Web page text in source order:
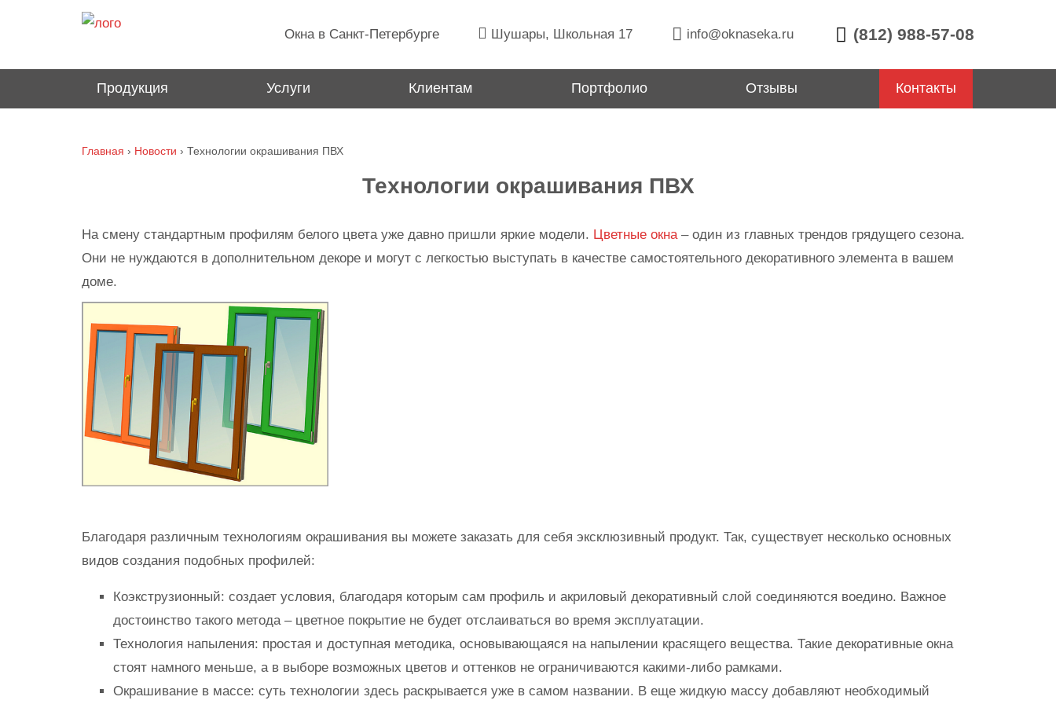
Окна в Санкт-Петербурге Шушары, Школьная 17 info@oknaseka.ru (812) 988-57-08
Продукция Услуги Клиентам Портфолио Отзывы Контакты
Главная › Новости › Технологии окрашивания ПВХ
Технологии окрашивания ПВХ
На смену стандартным профилям белого цвета уже давно пришли яркие модели. Цветные окна– один из главных трендов грядущего сезона.
Они не нуждаются в дополнительном декоре и могут с легкостью выступать в качестве самостоятельного декоративного элемента в вашем
доме.
Благодаря различным технологиям окрашивания вы можете заказать для себя эксклюзивный продукт. Так, существует несколько основных
видов создания подобных профилей:
Коэкструзионный: создает условия, благодаря которым сам профиль и акриловый декоративный слой соединяются воедино. Важное
достоинство такого метода – цветное покрытие не будет отслаиваться во время эксплуатации.
Технология напыления: простая и доступная методика, основывающаяся на напылении красящего вещества. Такие декоративные окна
стоят намного меньше, а в выборе возможных цветов и оттенков не ограничиваются какими-либо рамками.
Окрашивание в массе: суть технологии здесь раскрывается уже в самом названии. В еще жидкую массу добавляют необходимый